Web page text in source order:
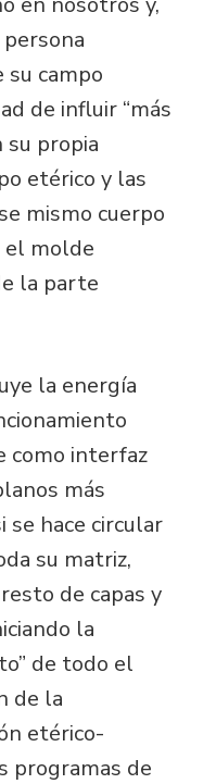
su campo
de influir “más
su propia
etérico y las
mismo cuerpo
el molde
la parte
la energía
como interfaz
más
se hace circular
su matriz,
de capas y
la
de todo el
de la
etérico-
programas de